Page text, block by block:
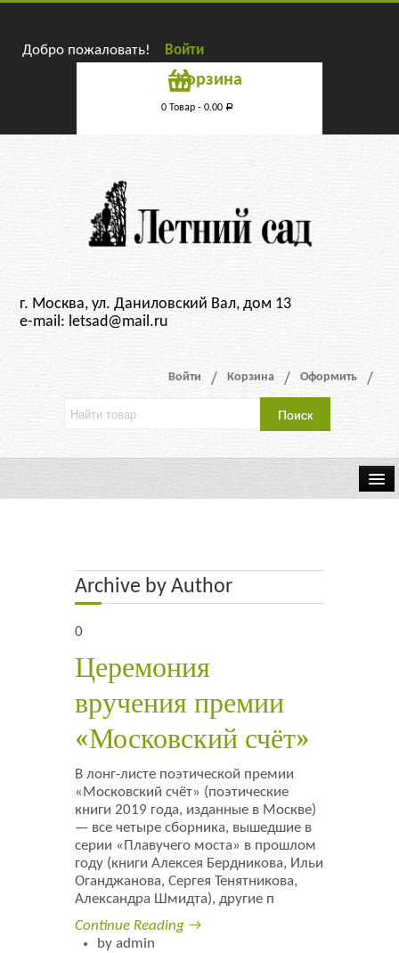
Добро пожаловать! Войти
Корзина
0 Товар - 0.00 Р
г. Москва, ул. Даниловский Вал, дом 13
e-mail: letsad@mail.ru
Войти Корзина Оформить
Каталог Издательства
Оплата и доставка
Букинистические книги
Мастерская
Листовки
Archive by Author
0
Церемония
вручения премии
«Московский счёт»
В лонг-листе поэтической премии
«Московский счёт» (поэтические
книги 2019 года, изданные в Москве)
— все четыре сборника, вышедшие в
серии «Плавучего моста» в прошлом
году (книги Алексея Бердникова, Ильи
Оганджанова, Сергея Тенятникова,
Александра Шмидта), другие п
Continue Reading →
by admin